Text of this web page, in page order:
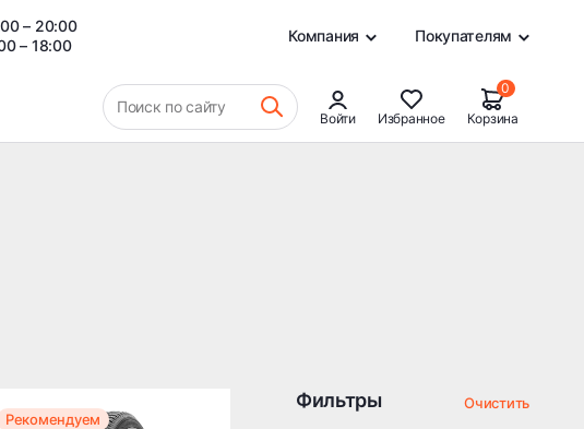
– 20:00
– 18:00
Компания Покупателям
Поиск по сайту
Войти Избранное
0
Корзина
Рекомендуем
Фильтры Очистить